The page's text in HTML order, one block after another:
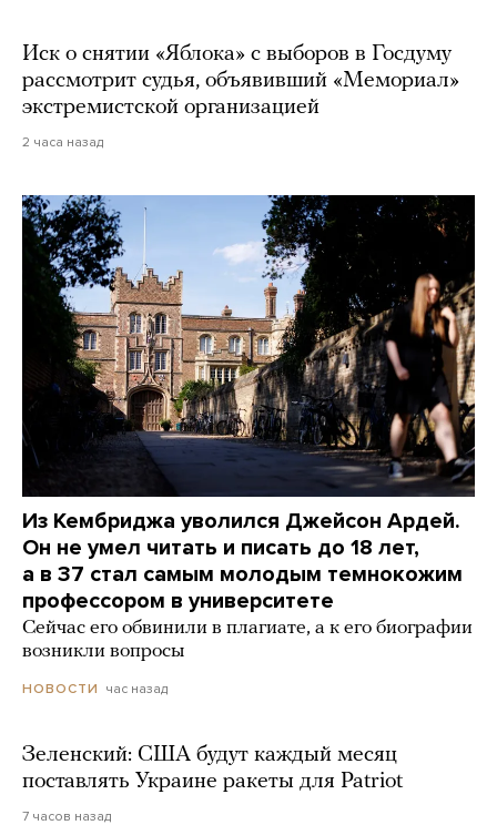
Иск о снятии «Яблока» с выборов в Госдуму
рассмотрит судья, объявивший «Мемориал»
экстремистской организацией
2 часа назад
Из Кембриджа уволился Джейсон Ардей.
Он не умел читать и писать до 18 лет,
а в 37 стал самым молодым темнокожим
профессором в университете
Сейчас его обвинили в плагиате, а к его биографии
возникли вопросы
НОВОСТИ час назад
Зеленский: США будут каждый месяц
поставлять Украине ракеты для Patriot
7 часов назад